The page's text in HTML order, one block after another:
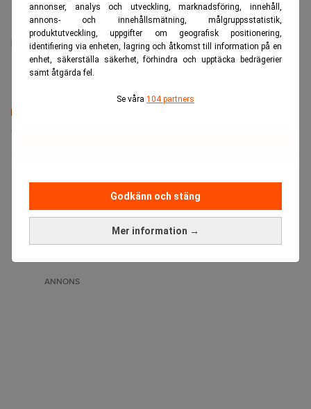
annonser, analys och utveckling, marknadsföring, innehåll,
annons- och innehållsmätning, målgruppsstatistik,
produktutveckling, uppgifter om geografisk positionering,
identifiering via enheten, lagring och åtkomst till information på en
enhet, säkerställa säkerhet, förhindra och upptäcka bedrägerier
samt åtgärda fel.
Se våra 104 partners
Mer information →
Godkänn och stäng
administrator
Senaste lediga jobben
ANNONS